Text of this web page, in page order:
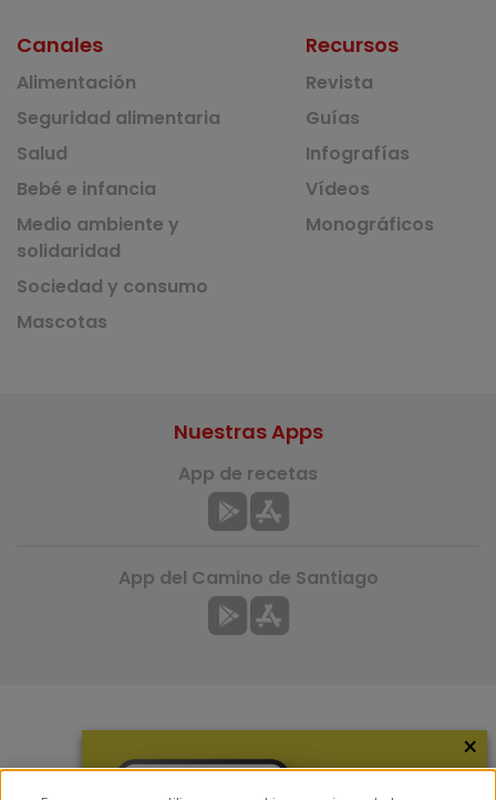
Canales
Alimentación
Seguridad alimentaria
Salud
Bebé e infancia
Medio ambiente y
solidaridad
Sociedad y consumo
Mascotas
Recursos
Revista
Guías
Infografías
Vídeos
Monográficos
Nuestras Apps
App de recetas
App del Camino de Santiago
×